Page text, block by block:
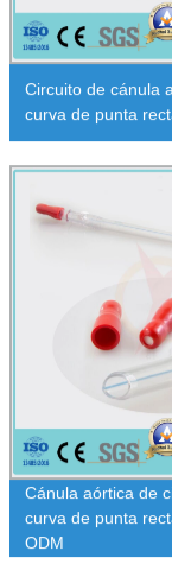
Circuito de cánula
curva de punta
Cánula aórtica de
curva de punta
ODM